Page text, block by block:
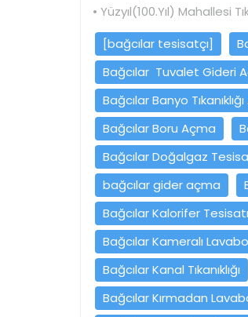
• Yüzyıl(100.Yıl) Mahallesi
[bağcılar tesisatçı]
Bağcılar Tuvalet Gideri
Bağcılar Banyo
Bağcılar Boru Açma
Bağcılar Doğalgaz
bağcılar gider açma
Bağcılar Kalorifer Tesisatı
Bağcılar Kameralı
Bağcılar Kanal Tıkanıklığı
Bağcılar Kırmadan